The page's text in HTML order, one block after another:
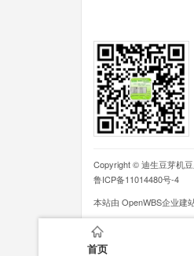
首页
Copyright ©迪生豆芽机
鲁ICP备11014480号-4
本站由 OpenWBS企业建